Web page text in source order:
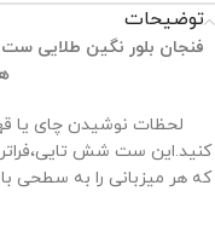
توضیحات
فنجان بلور نگین طلایی ست 6 تایی مدل
لحظات نوشیدن چای یا
کنید.این ست شش‌
که هر میزبانی را به سطحی